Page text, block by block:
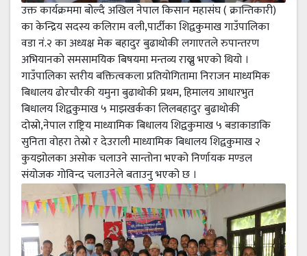
उक्त कार्यक्रममा बोल्दै अखिल नेपाल किसान महासंघ ( क्रान्तिकारी)
का केन्द्रिय सदस्य कलिराम वली,पार्टीका शिद्वकुमाख गाउँपालिका
वडा नं.२ का अध्यक्ष मेक बहादुर बुढाथोकी लगाएतले रुपान्तरण
अभियानको समसामयिक बिषयमा मन्तव्य राख्नु भएको थियो ।
गाउँपालिका स्तरीय बक्तित्वकला प्रतियोगितामा निराजन माध्यमिक
बिधालय ढोरचौरकी यमुना बुढाथोकी प्रथम, हिमालय आधारभुत
बिधालय शिद्वकुमाख ५ माझखर्कका लिलबहादुर बुढाथोकी
दोस्रो,नेपाल राष्ट्रिय माध्यामिक बिधालय शिद्वकुमाख ५ बडाकाडाकि
सुनिता वोहरा तेस्रो र देउराली माध्यामिक बिधालय शिद्वकुमाख २
कुयझोलका असोक चलाउने सान्तोना भएको निर्णायक मण्डल
संयोजक गोविन्द चलाउनेले बताउनु भएको छ ।